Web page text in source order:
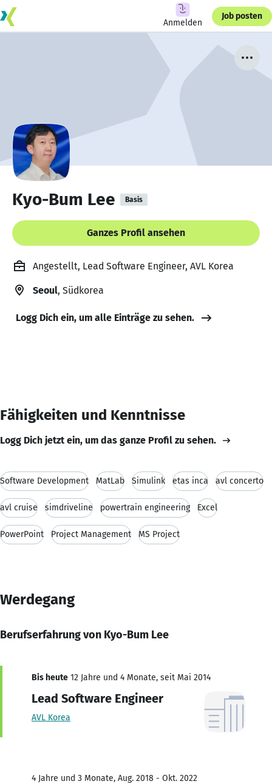
Anmelden
Job posten
Kyo-Bum Lee Basis
Ganzes Profil ansehen
Angestellt, Lead Software Engineer, AVL Korea
Seoul, Südkorea
Logg Dich ein, um alle Einträge zu sehen.
Fähigkeiten und Kenntnisse
Logg Dich jetzt ein, um das ganze Profil zu sehen.
Software Development MatLab Simulink etas inca avl concerto
avl cruise simdriveline powertrain engineering Excel
PowerPoint Project Management MS Project
Werdegang
Berufserfahrung von Kyo-Bum Lee
Bis heute 12 Jahre und 4 Monate, seit Mai 2014
Lead Software Engineer
AVL Korea
4 Jahre und 3 Monate, Aug. 2018 - Okt. 2022